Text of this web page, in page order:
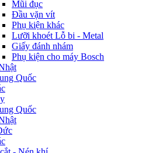
Mũi đục
Đầu vặn vít
Phụ kiện khác
Lưỡi khoét Lỗ bi - Metal
Giấy đánh nhám
Phụ kiện cho máy Bosch
Quốc
Quốc